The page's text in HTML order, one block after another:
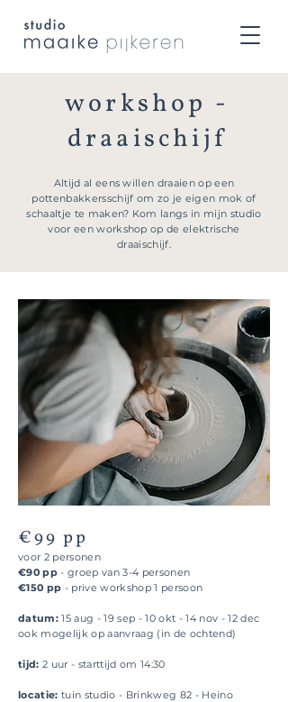
workshop -
draaischijf
Altijd al eens willen draaien op een
pottenbakkersschijf om zo je eigen mok of
schaaltje te maken? Kom langs in mijn studio
voor een workshop op de elektrische
draaischijf.
€99 pp
voor 2 personen
€90 pp- groep van 3-4 personen
€150 pp - prive workshop 1 persoon
datum:15 aug - 19 sep - 10 okt - 14 nov - 12 dec
ook mogelijk op aanvraag (in de ochtend)
tijd: 2 uur - starttijd om 14:30
locatie: tuin studio - Brinkweg 82 - Heino